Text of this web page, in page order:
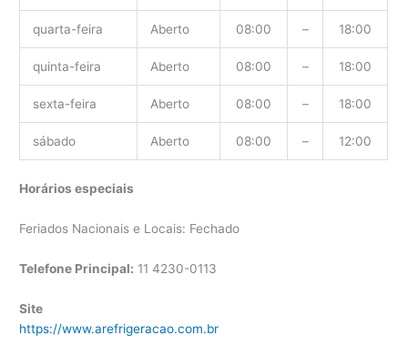
quarta-feira Aberto 08:00 – 18:00
quinta-feira Aberto 08:00 – 18:00
sexta-feira Aberto 08:00 – 18:00
sábado Aberto 08:00 – 12:00
Horários especiais
Feriados Nacionais e Locais: Fechado
Telefone Principal: 114230-0113
Site
https://www.arefrigeracao.com.br